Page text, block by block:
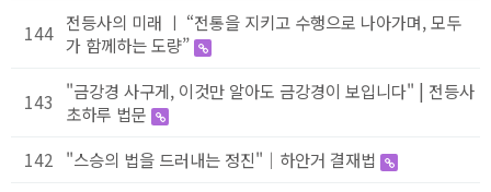
144 전등사의 미래 ㅣ “전통을 지키고 수행으로 나아가며, 모두
가 함께하는 도량”
143
"금강경 사구게, 이것만 알아도 금강경이 보입니다" | 전등사
초하루 법문
142 "스승의 법을 드러내는 정진"｜하안거 결재법